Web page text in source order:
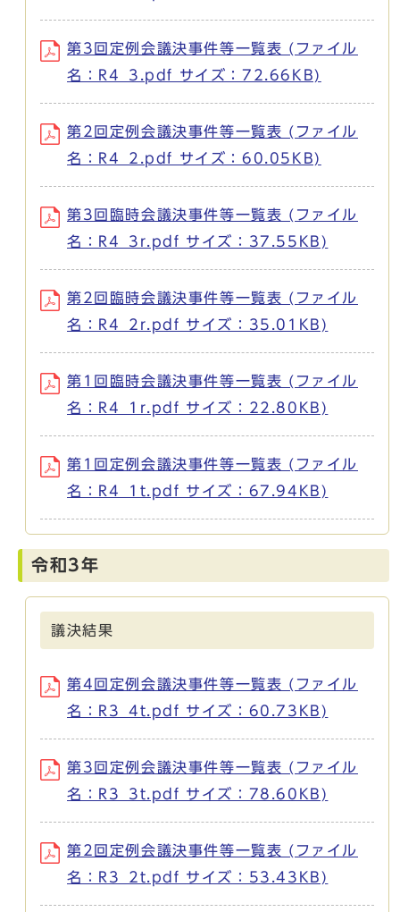
第3回定例会議決事件等一覧表 (ファイル
名：R4_3.pdf サイズ：72.66KB)
第2回定例会議決事件等一覧表 (ファイル
名：R4_2.pdf サイズ：60.05KB)
第3回臨時会議決事件等一覧表 (ファイル
名：R4_3r.pdf サイズ：37.55KB)
第2回臨時会議決事件等一覧表 (ファイル
名：R4_2r.pdf サイズ：35.01KB)
第1回臨時会議決事件等一覧表 (ファイル
名：R4_1r.pdf サイズ：22.80KB)
第1回定例会議決事件等一覧表 (ファイル
名：R4_1t.pdf サイズ：67.94KB)
令和3年
議決結果
第4回定例会議決事件等一覧表 (ファイル
名：R3_4t.pdf サイズ：60.73KB)
第3回定例会議決事件等一覧表 (ファイル
名：R3_3t.pdf サイズ：78.60KB)
第2回定例会議決事件等一覧表 (ファイル
名：R3_2t.pdf サイズ：53.43KB)